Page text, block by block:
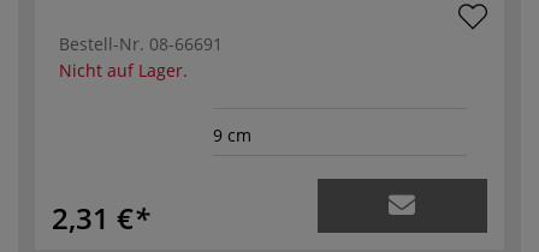
Bestell-Nr. 08-66691
Nicht auf Lager.
9 cm
2,31 €